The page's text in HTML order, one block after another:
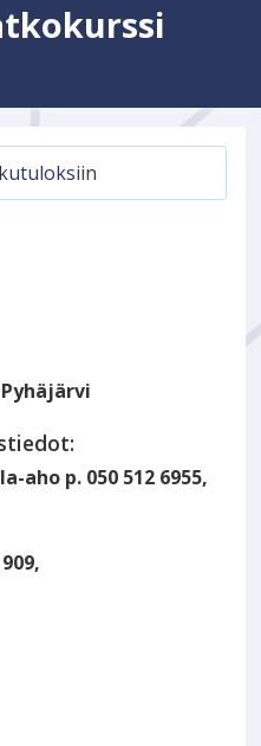
aho p. 050 512 6955,